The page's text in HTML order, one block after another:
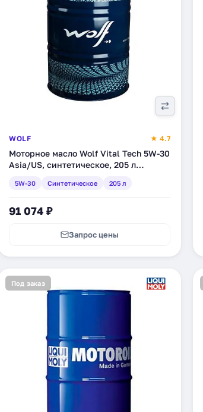
WOLF ★ 4.7
Моторное масло Wolf Vital Tech 5W-30
Asia/US, синтетическое, 205 л
5W-30 Синтетическое 205 л
91 074 ₽
Запрос цены
Под заказ